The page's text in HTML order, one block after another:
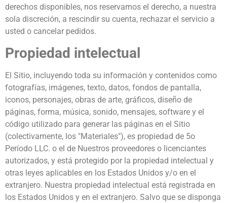
derechos disponibles, nos reservamos el derecho, a nuestra
sola discreción, a rescindir su cuenta, rechazar el servicio a
usted o cancelar pedidos.
Propiedad intelectual
El Sitio, incluyendo toda su información y contenidos como
fotografías, imágenes, texto, datos, fondos de pantalla,
iconos, personajes, obras de arte, gráficos, diseño de
páginas, forma, música, sonido, mensajes, software y el
código utilizado para generar las páginas en el Sitio
(colectivamente, los "Materiales"), es propiedad de 5o
Período LLC. o el de Nuestros proveedores o licenciantes
autorizados, y está protegido por la propiedad intelectual y
otras leyes aplicables en los Estados Unidos y/o en el
extranjero. Nuestra propiedad intelectual está registrada en
los Estados Unidos y en el extranjero. Salvo que se disponga